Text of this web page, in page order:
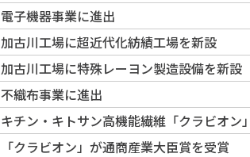
電子機器事業に進出
加古川工場に超近代化紡績工場を新設
加古川工場に特殊レーヨン製造設備を新設
不織布事業に進出
キチン・キトサン高機能繊維「クラビオン
「クラビオン」が通商産業大臣賞を受賞